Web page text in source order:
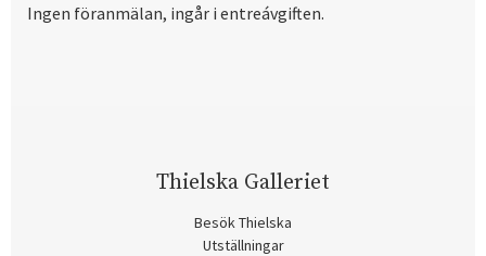
Ingen föranmälan, ingår i entreávgiften.
Thielska Galleriet
Besök Thielska
Utställningar